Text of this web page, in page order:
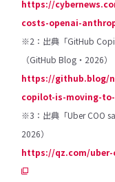
https://
costs-openai-
※2：出典「GitHub
（GitHub Blog・2026）
https://github.blog/
copilot-is-moving-
※3：出典「Uber COO
2026）
https://qz.com/uber-